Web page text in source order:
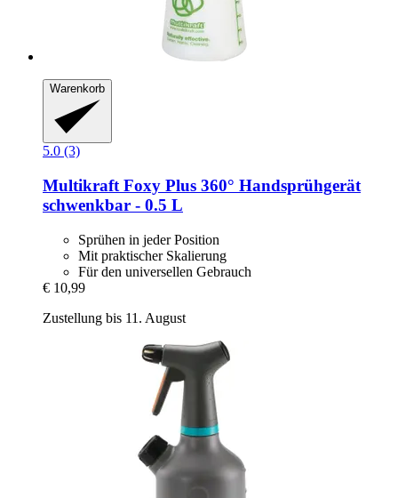
Warenkorb
5.0 (3)
Multikraft Foxy Plus 360° Handsprühgerät
schwenkbar -​ 0.5 L
Sprühen in jeder Position
Mit praktischer Skalierung
Für den universellen Gebrauch
€ 10,99
Zustellung bis 11. August